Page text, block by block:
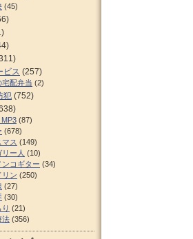
(45)
ビス (257)
宅配弁当 (2)
犯 (752)
MP3 (87)
(678)
マス (149)
ー人 (10)
ンコギター (34)
リン (250)
(27)
(30)
(21)
法 (356)